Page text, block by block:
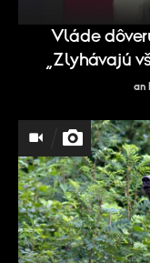
Vláde
„Zlyhávajú
an